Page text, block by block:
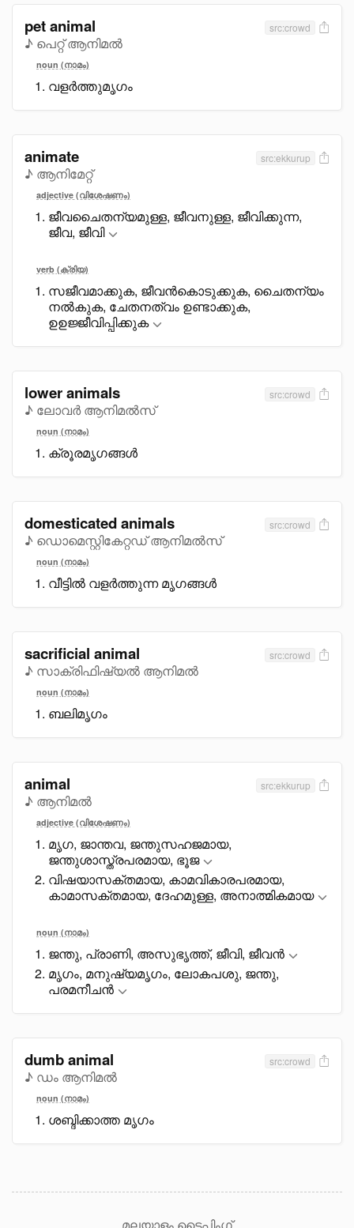
pet animal
♪ പെറ്റ് ആനിമൽ
src:crowd
noun (നാമം)
വളർത്തുമൃഗം
animate
♪ ആനിമേറ്റ്
src:ekkurup
adjective (വിശേഷണം)
ജീവചെെതന്യമുള്ള, ജീവനുള്ള, ജീവിക്കുന്ന,
ജീവ, ജീവി
verb (ക്രിയ)
സജീവമാക്കുക, ജീവൻകൊടുക്കുക, ചെെതന്യം
നൽകുക, ചേതനത്വം ഉണ്ടാക്കുക,
ഉഉജ്ജീവിപ്പിക്കുക
lower animals
♪ ലോവർ ആനിമൽസ്
src:crowd
noun (നാമം)
ക്രൂരമൃഗങ്ങൾ
domesticated animals
♪ ഡൊമെസ്റ്റികേറ്റഡ് ആനിമൽസ്
src:crowd
noun (നാമം)
വീട്ടിൽ വളർത്തുന്ന മൃഗങ്ങൾ
sacrificial animal
♪ സാക്രിഫിഷ്യല്‍ ആനിമല്‍
src:crowd
noun (നാമം)
ബലിമൃഗം
animal
♪ ആനിമൽ
src:ekkurup
adjective (വിശേഷണം)
മൃഗ, ജാന്തവ, ജന്തുസഹജമായ,
ജന്തുശാസ്ത്രപരമായ, ഭൂജ
വിഷയാസക്തമായ, കാമവികാരപരമായ,
കാമാസക്തമായ, ദേഹമുള്ള, അനാത്മികമായ
noun (നാമം)
ജന്തു, പ്രാണി, അസുഭൃത്ത്, ജീവി, ജീവൻ
മൃഗം, മനുഷ്യമൃഗം, ലോകപശു, ജന്തു,
പരമനീചൻ
dumb animal
♪ ഡം ആനിമൽ
src:crowd
noun (നാമം)
ശബ്ദിക്കാത്ത മൃഗം